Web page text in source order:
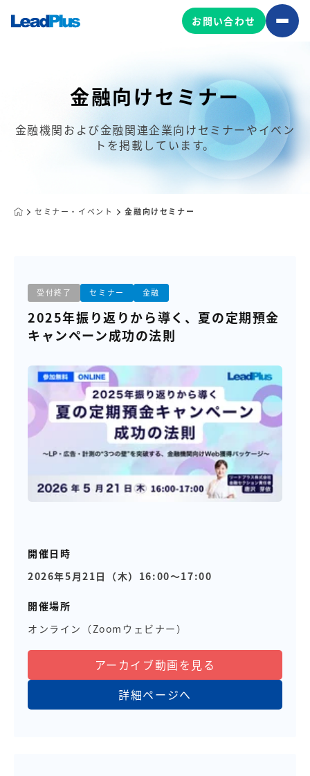
広告プロモーション
MA/CRM/SFA導入・運用
コンテンツ制作
マーケティングサービスの製品
【店舗型ビジネス向け】エリ
ア
マーケティングサービス
【金融機関向け】マーケティ
ング
【IT企業向け】マーケティン
サービス
SNSアカウント運用代行サー
ビス（LINE）
広告プロモーションの製品
【クリニック向け】新規集患
Web広告サービス
【歯科業界向け】新規集患
Web広告パッケージ
商圏ねらいうちパッケージ
お問い合わせ
セミナー・イベント 金融向けセミナー
金融向けセミナー
金融機関および金融関連企業向けセミナーやイベン
トを掲載しています。
受付終了 セミナー 金融
2025年振り返りから導く、夏の定期預金
キャンペーン成功の法則
開催日時
2026年5月21日（木）16:00～17:00
開催場所
オンライン（Zoomウェビナー）
アーカイブ動画を見る
詳細ページへ